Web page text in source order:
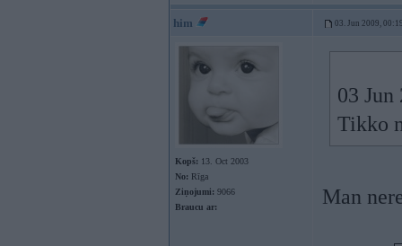
him 03. Jun 2009,
Kopš: 13. Oct 2003
No: Rīga
Ziņojumi: 9066
Braucu ar:
03
Tikko
Man